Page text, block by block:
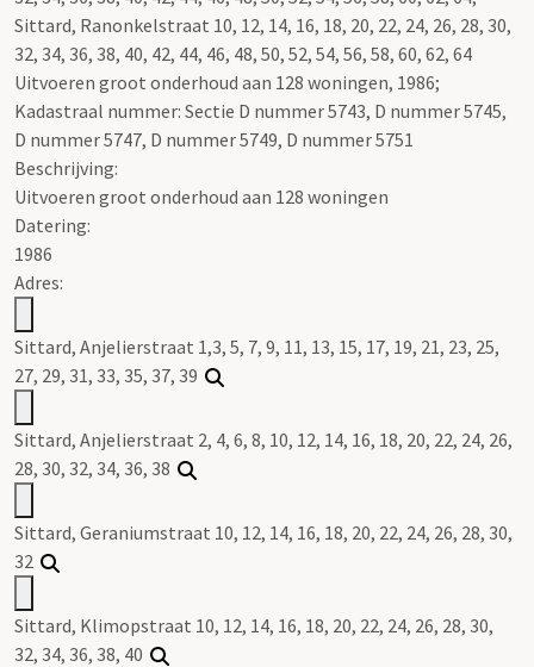
Sittard, Ranonkelstraat 10, 12, 14, 16, 18, 20, 22, 24, 26, 28, 30,
32, 34, 36, 38, 40, 42, 44, 46, 48, 50, 52, 54, 56, 58, 60, 62, 64
Uitvoeren groot onderhoud aan 128 woningen, 1986;
Kadastraal nummer: Sectie D nummer 5743, D nummer 5745,
D nummer 5747, D nummer 5749, D nummer 5751
Beschrijving:
Uitvoeren groot onderhoud aan 128 woningen
Datering:
1986
Adres:
Sittard, Anjelierstraat 1,3, 5, 7, 9, 11, 13, 15, 17, 19, 21, 23, 25,
27, 29, 31, 33, 35, 37, 39
Sittard, Anjelierstraat 2, 4, 6, 8, 10, 12, 14, 16, 18, 20, 22, 24, 26,
28, 30, 32, 34, 36, 38
Sittard, Geraniumstraat 10, 12, 14, 16, 18, 20, 22, 24, 26, 28, 30,
32
Sittard, Klimopstraat 10, 12, 14, 16, 18, 20, 22, 24, 26, 28, 30,
32, 34, 36, 38, 40